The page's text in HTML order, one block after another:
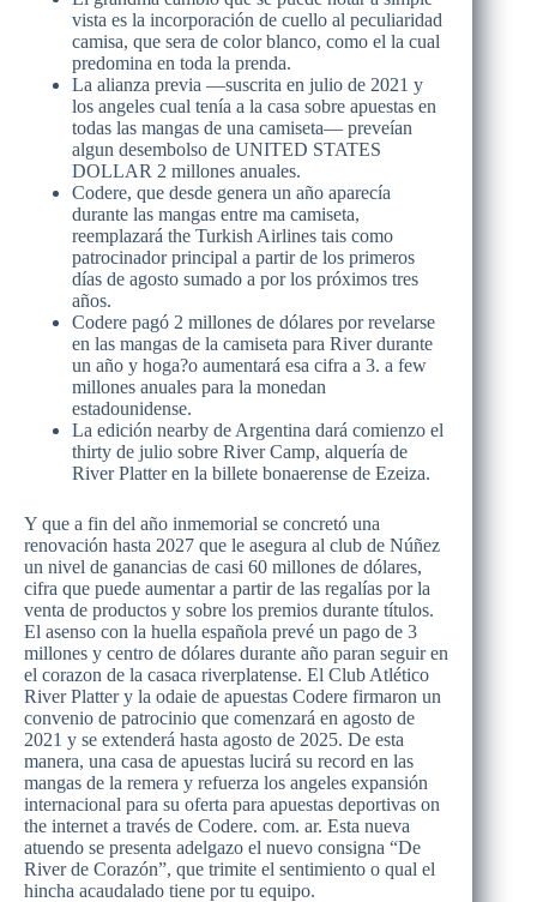
vista es la incorporación de cuello al peculiaridad
camisa, que sera de color blanco, como el la cual
predomina en toda la prenda.
La alianza previa —suscrita en julio de 2021 y
los angeles cual tenía a la casa sobre apuestas en
todas las mangas de una camiseta— preveían
algun desembolso de UNITED STATES
DOLLAR 2 millones anuales.
Codere, que desde genera un año aparecía
durante las mangas entre ma camiseta,
reemplazará the Turkish Airlines tais como
patrocinador principal a partir de los primeros
días de agosto sumado a por los próximos tres
años.
Codere pagó 2 millones de dólares por revelarse
en las mangas de la camiseta para River durante
un año y hoga?o aumentará esa cifra a 3. a few
millones anuales para la monedan
estadounidense.
La edición nearby de Argentina dará comienzo el
thirty de julio sobre River Camp, alquería de
River Platter en la billete bonaerense de Ezeiza.
Y que a fin del año inmemorial se concretó una
renovación hasta 2027 que le asegura al club de Núñez
un nivel de ganancias de casi 60 millones de dólares,
cifra que puede aumentar a partir de las regalías por la
venta de productos y sobre los premios durante títulos.
El asenso con la huella española prevé un pago de 3
millones y centro de dólares durante año paran seguir en
el corazon de la casaca riverplatense. El Club Atlético
River Platter y la odaie de apuestas Codere firmaron un
convenio de patrocinio que comenzará en agosto de
2021 y se extenderá hasta agosto de 2025. De esta
manera, una casa de apuestas lucirá su record en las
mangas de la remera y refuerza los angeles expansión
internacional para su oferta para apuestas deportivas on
the internet a través de Codere. com. ar. Esta nueva
atuendo se presenta adelgazo el nuevo consigna “De
River de Corazón”, que trimite el sentimiento o qual el
hincha acaudalado tiene por tu equipo.